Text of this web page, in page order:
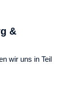
&
wir uns in Teil